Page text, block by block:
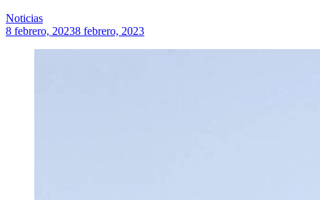
Noticias
8 febrero, 20238 febrero, 2023